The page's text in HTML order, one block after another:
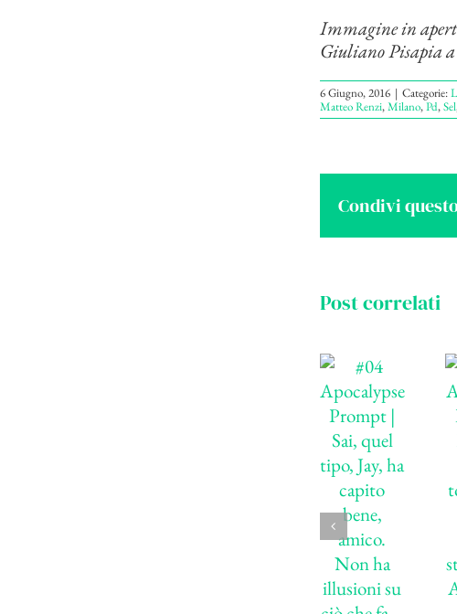
Immagine in
Giuliano Pisapia
6 Giugno, 2016 | Categorie:
Matteo Renzi,Milano,Pd,Sel
Condivi
Post correlati